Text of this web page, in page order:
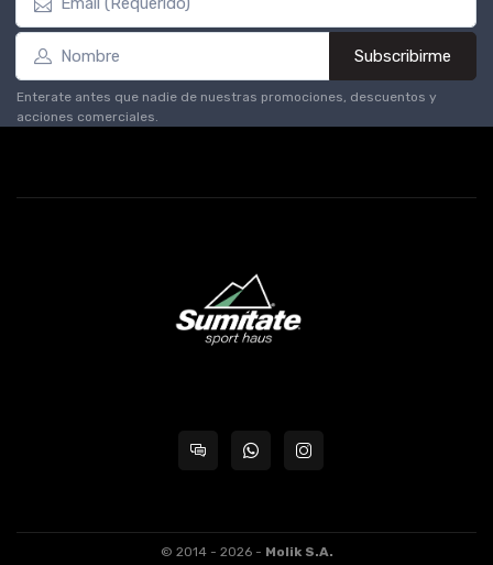
Subscribirme
Enterate antes que nadie de nuestras promociones, descuentos y
acciones comerciales.
© 2014 - 2026 - Molik S.A.